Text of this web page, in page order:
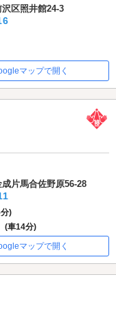
区照井館24-3
マップで開く
片馬合佐野原56-28
)
(車14分)
マップで開く